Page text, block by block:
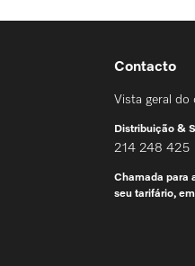
Contacto
Vista geral do
Distribuição &
214 248 425
Chamada para
seu tarifário,